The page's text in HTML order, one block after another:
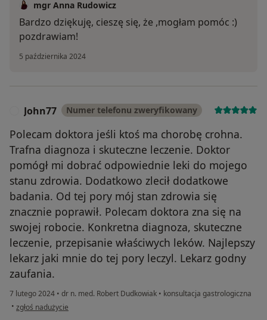
mgr Anna Rudowicz
Bardzo dziękuję, cieszę się, że ,mogłam pomóc :)
pozdrawiam!
5 października 2024
John77 Numer telefonu zweryfikowany
Polecam doktora jeśli ktoś ma chorobę crohna.
Trafna diagnoza i skuteczne leczenie. Doktor
pomógł mi dobrać odpowiednie leki do mojego
stanu zdrowia. Dodatkowo zlecił dodatkowe
badania. Od tej pory mój stan zdrowia się
znacznie poprawił. Polecam doktora zna się na
swojej robocie. Konkretna diagnoza, skuteczne
leczenie, przepisanie właściwych leków. Najlepszy
lekarz jaki mnie do tej pory leczyl. Lekarz godny
zaufania.
7 lutego 2024 • dr n. med. Robert Dudkowiak • konsultacja gastrologiczna
• w opinii użytkownika John77
zgłoś nadużycie